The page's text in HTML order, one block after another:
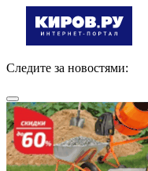
Следите за новостями: